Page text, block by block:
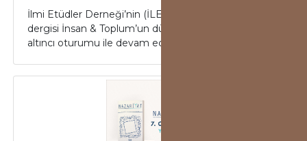
İlmi Etüdler Derneği’nin (İLEM), uluslararası hakemli
dergisi İnsan & Toplum’un düzenlediği seminer dizisi
altıncı oturumu ile devam edi...